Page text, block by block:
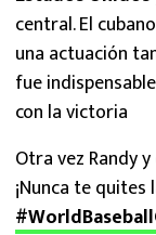
central. El
una actuación
fue
con la victoria
Otra vez Randy
¡Nunca te quites